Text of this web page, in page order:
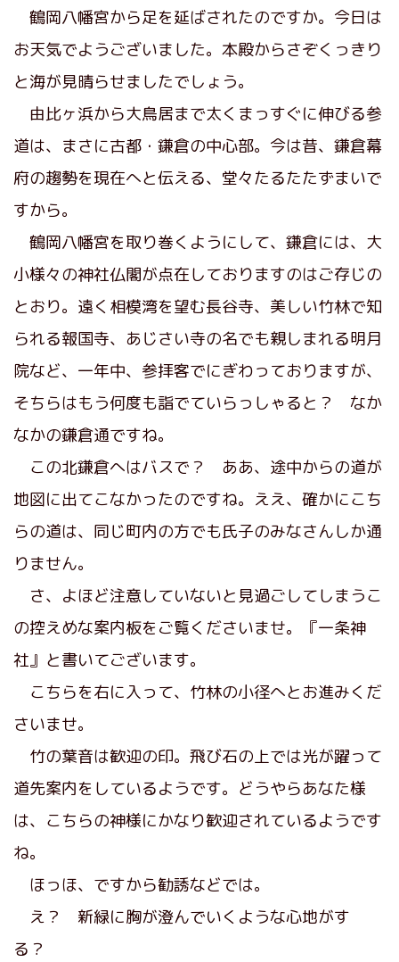
鶴岡八幡宮から足を延ばされたのですか。今日は
お天気でようございました。本殿からさぞくっきり
と海が見晴らせましたでしょう。
由比ヶ浜から大鳥居まで太くまっすぐに伸びる参
道は、まさに古都・鎌倉の中心部。今は昔、鎌倉幕
府の趨勢を現在へと伝える、堂々たるたたずまいで
すから。
鶴岡八幡宮を取り巻くようにして、鎌倉には、大
小様々の神社仏閣が点在しておりますのはご存じの
とおり。遠く相模湾を望む長谷寺、美しい竹林で知
られる報国寺、あじさい寺の名でも親しまれる明月
院など、一年中、参拝客でにぎわっておりますが、
そちらはもう何度も詣でていらっしゃると？ なか
なかの鎌倉通ですね。
この北鎌倉へはバスで？ ああ、途中からの道が
地図に出てこなかったのですね。ええ、確かにこち
らの道は、同じ町内の方でも氏子のみなさんしか通
りません。
さ、よほど注意していないと見過ごしてしまうこ
の控えめな案内板をご覧くださいませ。『一条神
社』と書いてございます。
こちらを右に入って、竹林の小径へとお進みくだ
さいませ。
竹の葉音は歓迎の印。飛び石の上では光が躍って
道先案内をしているようです。どうやらあなた様
は、こちらの神様にかなり歓迎されているようです
ね。
ほっほ、ですから勧誘などでは。
え？ 新緑に胸が澄んでいくような心地がす
る？